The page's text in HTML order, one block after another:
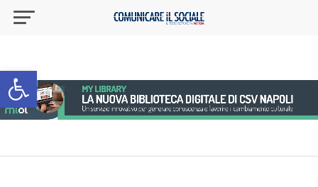
Apri la barra degli strumenti